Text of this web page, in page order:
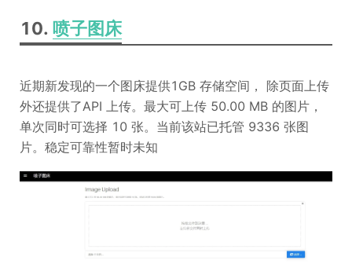
10. 喷子图床
近期新发现的一个图床提供1GB 存储空间， 除页面上传
外还提供了API 上传。最大可上传 50.00 MB 的图片，
单次同时可选择 10 张。当前该站已托管 9336 张图
片。稳定可靠性暂时未知